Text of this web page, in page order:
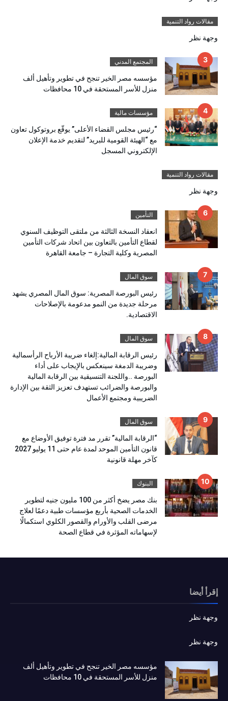
مقالات رواد التنمية
وجهة نظر
المجتمع المدني
مؤسسه مصر الخير تنجح في تطوير وتأهيل ألف
منزل للأسر المستحقة في 10 محافظات
مؤسسات مالية
“رئيس مجلس القضاء الأعلى” يوقّع بروتوكول تعاون
مع “الهيئة القومية للبريد” لتقديم خدمة الإعلان
الإلكتروني المسجل
مقالات رواد التنمية
وجهة نظر
التأمين
انعقاد النسخة الثالثة من ملتقى التوظيف السنوي
لقطاع التأمين بالتعاون بين اتحاد شركات التأمين
المصرية وكلية التجارة – جامعة القاهرة
سوق المال
رئيس البورصة المصرية: سوق المال المصري يشهد
مرحلة جديدة من النمو مدعومة بالإصلاحات
الاقتصادية.
سوق المال
رئيس الرقابة المالية:إلغاء ضريبة الأرباح الرأسمالية
وضريبة الدمغة سينعكس بالإيجاب على أداء
البورصة ..واللجنة التنسيقية بين الرقابة المالية
والبورصة والضرائب تستهدف تعزيز الثقة بين الإدارة
الضريبية ومجتمع الأعمال
سوق المال
“الرقابة المالية” تقرر مد فترة توفيق الأوضاع مع
قانون التأمين الموحد لمدة عام حتى 11 يوليو 2027
كآخر مهلة قانونية
البنوك
بنك مصر يضخ أكثر من 100 مليون جنيه لتطوير
الخدمات الصحية بأربع مؤسسات طبية دعمًا لعلاج
مرضى القلب والأورام والقصور الكلوي استكمالًا
لإسهاماته المؤثرة في قطاع الصحة
إقرأ أيضا
وجهة نظر
وجهة نظر
مؤسسه مصر الخير تنجح في تطوير وتأهيل ألف
منزل للأسر المستحقة في 10 محافظات